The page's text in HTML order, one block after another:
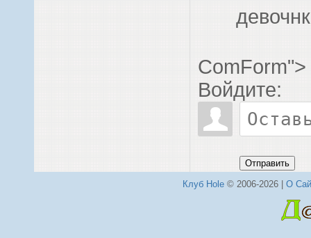
ComForm">
Войдите:
Отправить
Клуб Hole© 2006-2026 | О